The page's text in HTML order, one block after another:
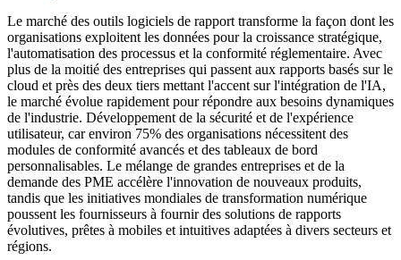
Le marché des outils logiciels de rapport transforme la façon dont les
organisations exploitent les données pour la croissance stratégique,
l'automatisation des processus et la conformité réglementaire. Avec
plus de la moitié des entreprises qui passent aux rapports basés sur le
cloud et près des deux tiers mettant l'accent sur l'intégration de l'IA,
le marché évolue rapidement pour répondre aux besoins dynamiques
de l'industrie. Développement de la sécurité et de l'expérience
utilisateur, car environ 75% des organisations nécessitent des
modules de conformité avancés et des tableaux de bord
personnalisables. Le mélange de grandes entreprises et de la
demande des PME accélère l'innovation de nouveaux produits,
tandis que les initiatives mondiales de transformation numérique
poussent les fournisseurs à fournir des solutions de rapports
évolutives, prêtes à mobiles et intuitives adaptées à divers secteurs et
régions.